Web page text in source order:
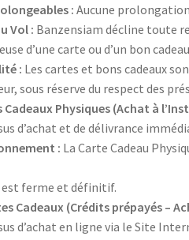
:Aucune
Vol : Banzensiam décline toute
d’une carte ou d’un bon
: Les cartes et bons cadeaux
sous réserve du respect des
Cadeaux Physiques (Achat à
d’achat et de délivrance
: La Carte Cadeau
est ferme et définitif.
Cadeaux (Crédits prépayés –
d’achat en ligne via le Site